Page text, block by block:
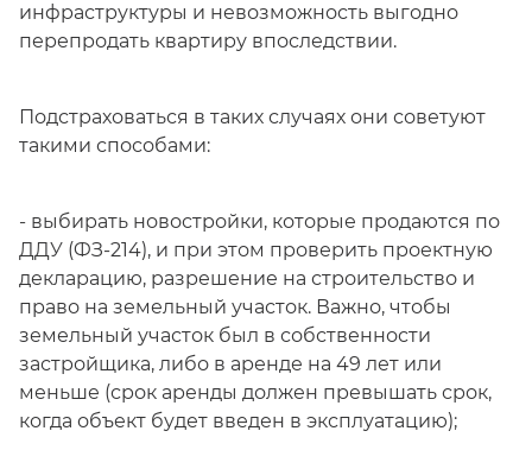
инфраструктуры и невозможность выгодно
перепродать квартиру впоследствии.
Подстраховаться в таких случаях они советуют
такими способами:
- выбирать новостройки, которые продаются по
ДДУ (ФЗ-214), и при этом проверить проектную
декларацию, разрешение на строительство и
право на земельный участок. Важно, чтобы
земельный участок был в собственности
застройщика, либо в аренде на 49 лет или
меньше (срок аренды должен превышать срок,
когда объект будет введен в эксплуатацию);